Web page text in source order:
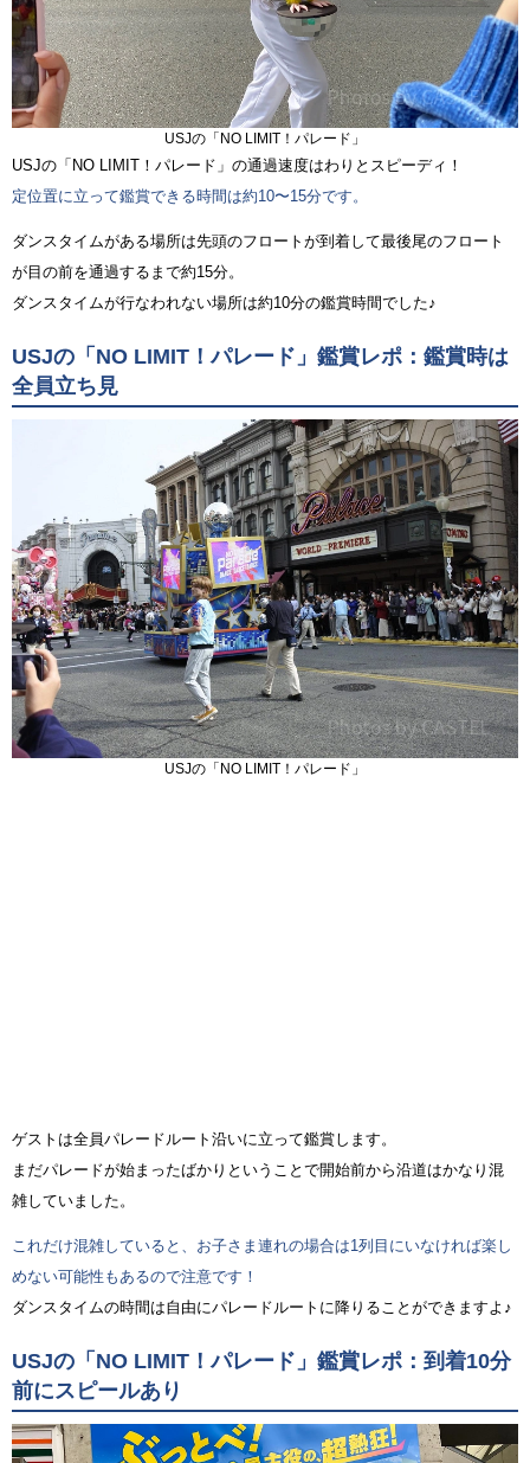
USJの「NO LIMIT！パレード」
USJの「NO LIMIT！パレード」の通過速度はわりとスピーディ！
定位置に立って鑑賞できる時間は約10〜15分です。
ダンスタイムがある場所は先頭のフロートが到着して最後尾のフロート
が目の前を通過するまで約15分。
ダンスタイムが行なわれない場所は約10分の鑑賞時間でした♪
USJの「NO LIMIT！パレード」鑑賞レポ：鑑賞時は
全員立ち見
USJの「NO LIMIT！パレード」
ゲストは全員パレードルート沿いに立って鑑賞します。
まだパレードが始まったばかりということで開始前から沿道はかなり混
雑していました。
これだけ混雑していると、お子さま連れの場合は1列目にいなければ楽し
めない可能性もあるので注意です！
ダンスタイムの時間は自由にパレードルートに降りることができますよ♪
USJの「NO LIMIT！パレード」鑑賞レポ：到着10分
前にスピールあり